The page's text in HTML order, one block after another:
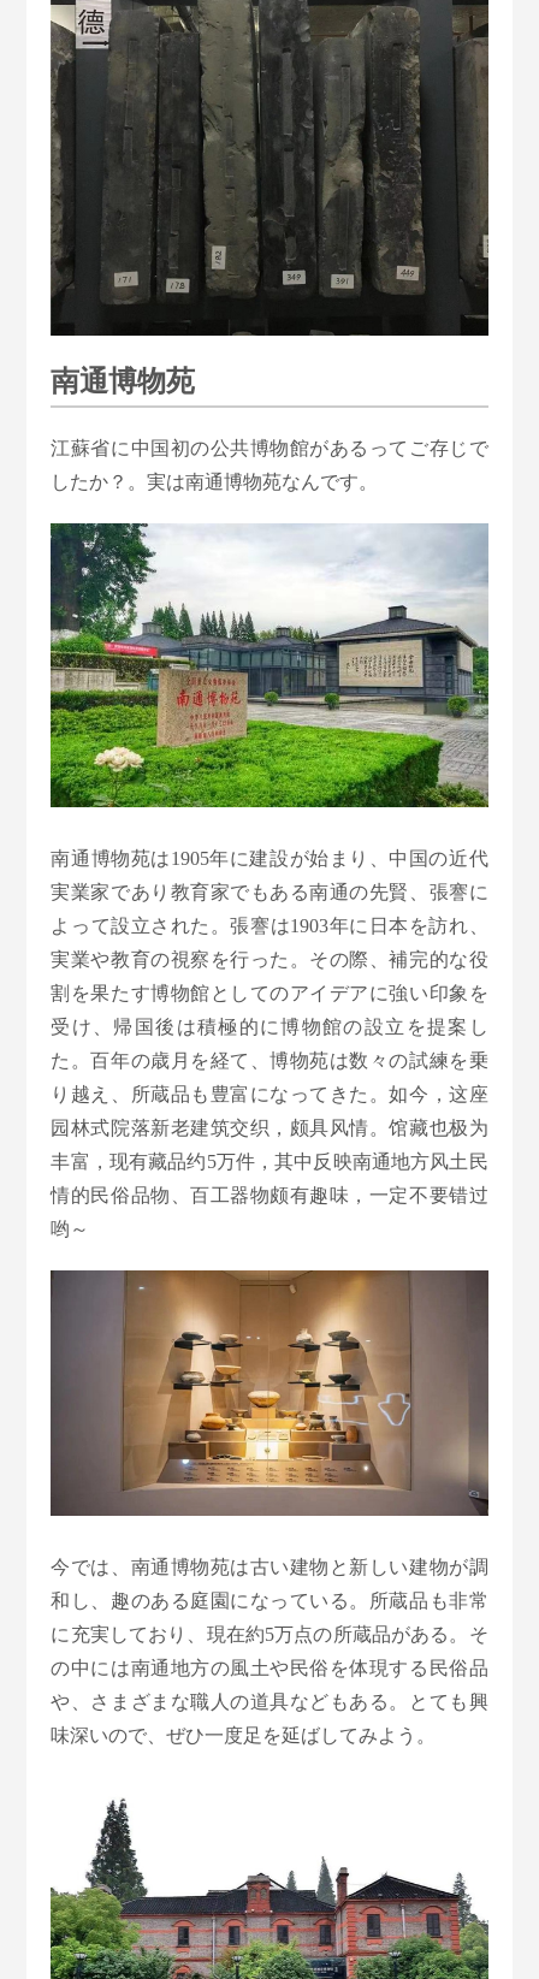
南通博物苑
江蘇省に中国初の公共博物館があるってご存じで
したか？。実は南通博物苑なんです。
南通博物苑は1905年に建設が始まり、中国の近代
実業家であり教育家でもある南通の先賢、張謇に
よって設立された。張謇は1903年に日本を訪れ、
実業や教育の視察を行った。その際、補完的な役
割を果たす博物館としてのアイデアに強い印象を
受け、帰国後は積極的に博物館の設立を提案し
た。百年の歳月を経て、博物苑は数々の試練を乗
り越え、所蔵品も豊富になってきた。如今，这座
园林式院落新老建筑交织，颇具风情。馆藏也极为
丰富，现有藏品约5万件，其中反映南通地方风土民
情的民俗品物、百工器物颇有趣味，一定不要错过
哟～
今では、南通博物苑は古い建物と新しい建物が調
和し、趣のある庭園になっている。所蔵品も非常
に充実しており、現在約5万点の所蔵品がある。そ
の中には南通地方の風土や民俗を体現する民俗品
や、さまざまな職人の道具などもある。とても興
味深いので、ぜひ一度足を延ばしてみよう。